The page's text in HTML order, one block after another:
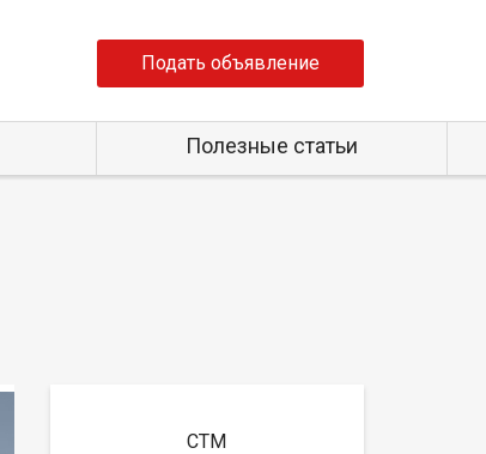
Подать объявление
Полезные статьи
СТМ